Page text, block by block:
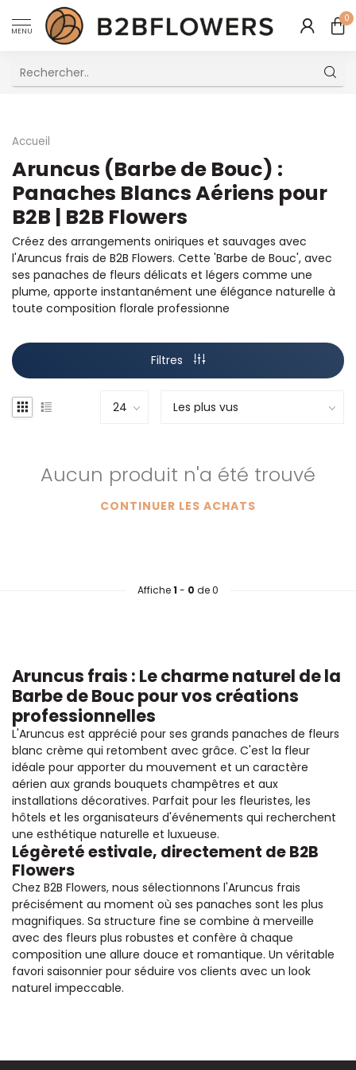
MENU
0
Accueil
Aruncus (Barbe de Bouc) :
Panaches Blancs Aériens pour
B2B | B2B Flowers
Créez des arrangements oniriques et sauvages avec
l'Aruncus frais de B2B Flowers. Cette 'Barbe de Bouc', avec
ses panaches de fleurs délicats et légers comme une
plume, apporte instantanément une élégance naturelle à
toute composition florale professionne
Filtres
Aucun produit n'a été trouvé
CONTINUER LES ACHATS
Affiche1 - 0 de 0
Aruncus frais : Le charme naturel de la
Barbe de Bouc pour vos créations
professionnelles
L'Aruncus est apprécié pour ses grands panaches de fleurs
blanc crème qui retombent avec grâce. C'est la fleur
idéale pour apporter du mouvement et un caractère
aérien aux grands bouquets champêtres et aux
installations décoratives. Parfait pour les fleuristes, les
hôtels et les organisateurs d'événements qui recherchent
une esthétique naturelle et luxueuse.
Légèreté estivale, directement de B2B
Flowers
Chez B2B Flowers, nous sélectionnons l'Aruncus frais
précisément au moment où ses panaches sont les plus
magnifiques. Sa structure fine se combine à merveille
avec des fleurs plus robustes et confère à chaque
composition une allure douce et romantique. Un véritable
favori saisonnier pour séduire vos clients avec un look
naturel impeccable.